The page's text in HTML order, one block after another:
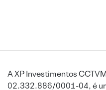
A XP Investimentos
02.332.886/0001-04, é